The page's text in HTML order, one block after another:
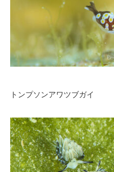
トンプソンアワツブガイ